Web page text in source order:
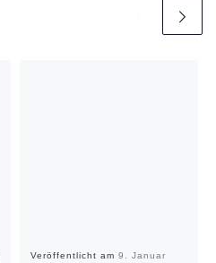
Veröffentlicht am 9. Januar